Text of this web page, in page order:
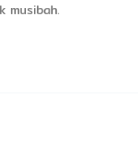
musibah.